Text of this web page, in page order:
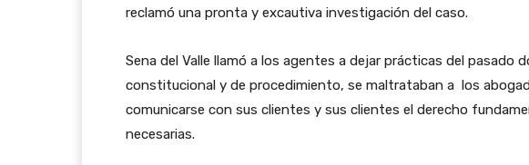
reclamó una pronta y excautiva investigación del caso.
Sena del Valle llamó a los agentes a dejar prácticas del pasado
constitucional y de procedimiento, se maltrataban a los
comunicarse con sus clientes y sus clientes el derecho
necesarias.